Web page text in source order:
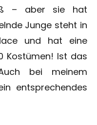
– aber sie hat
Junge steht in
und hat eine
Kostümen! Ist das
bei meinem
entsprechendes